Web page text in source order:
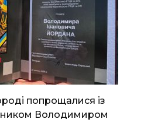
попрощалися із
Володимиром